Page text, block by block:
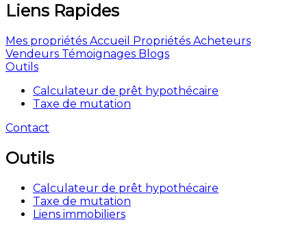
Liens Rapides
Mes propriétés Accueil Propriétés Acheteurs
Vendeurs Témoignages Blogs
Outils
Calculateur de prêt hypothécaire
Taxe de mutation
Contact
Outils
Calculateur de prêt hypothécaire
Taxe de mutation
Liens immobiliers